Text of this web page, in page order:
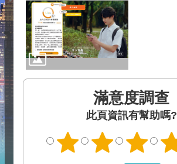
滿意度調查
此頁資訊有幫助嗎?